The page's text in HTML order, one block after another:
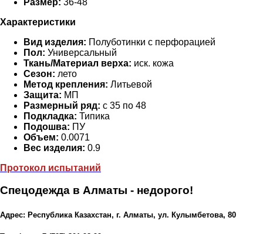
Характеристики
Вид изделия: Полуботинки с перфорацией
Пол: Универсальный
Ткань/Материал верха: иск. кожа
Сезон: лето
Метод крепления: Литьевой
Защита: МП
Размерный ряд: с 35 по 48
Подкладка: Типика
Подошва: ПУ
Объем: 0.0071
Вес изделия: 0.9
Протокол испытаний
Спецодежда в Алматы - недорого!
Адрес: Республика Казахстан, г. Алматы, ул. Кулымбетова, 80